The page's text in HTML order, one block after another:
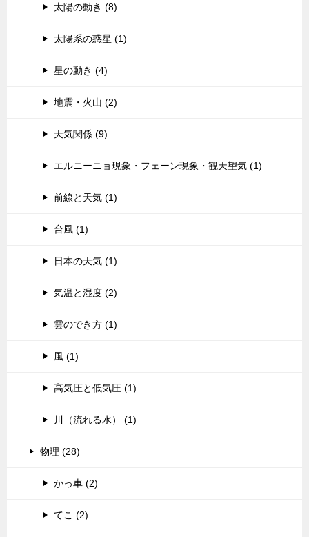
太陽の動き (8)
太陽系の惑星 (1)
星の動き (4)
地震・火山 (2)
天気関係 (9)
エルニーニョ現象・フェーン現象・観天望気 (1)
前線と天気 (1)
台風 (1)
日本の天気 (1)
気温と湿度 (2)
雲のでき方 (1)
風 (1)
高気圧と低気圧 (1)
川（流れる水） (1)
物理 (28)
かっ車 (2)
てこ (2)